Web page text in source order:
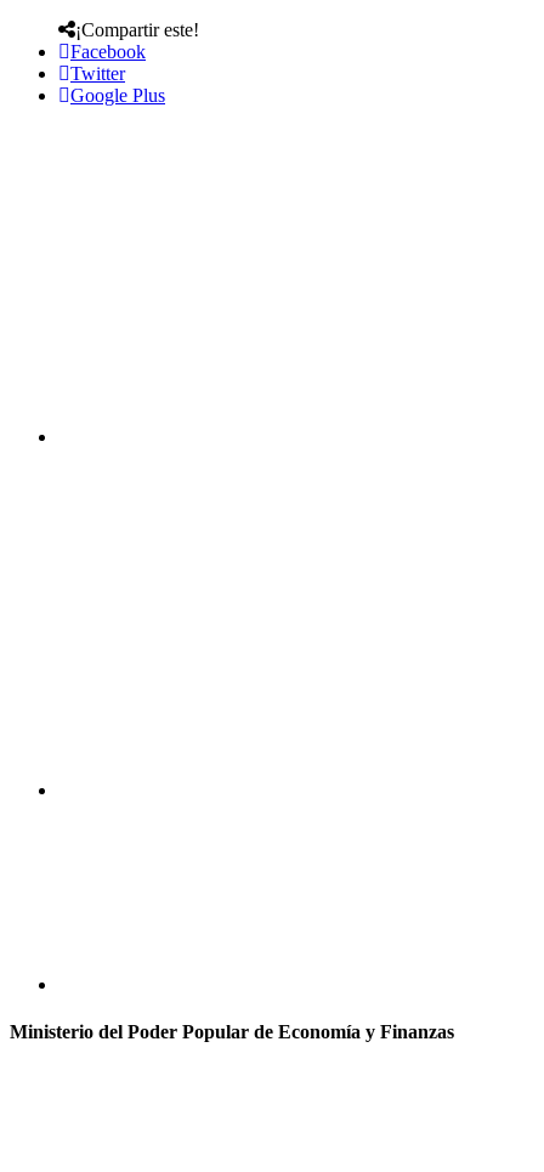
¡Compartir este!
Facebook
Twitter
Google Plus
Ministerio del Poder Popular de Economía y Finanzas